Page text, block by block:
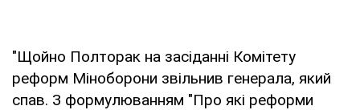
"Щойно Полторак на засіданні Комітету
реформ Міноборони звільнив генерала, який
спав. З формулюванням "Про які реформи